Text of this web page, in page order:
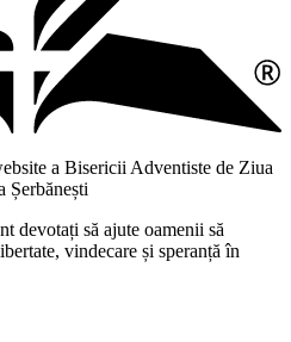
a Bisericii Adventiste de Ziua
Șerbănești
devotați să ajute oamenii să
vindecare și speranță în